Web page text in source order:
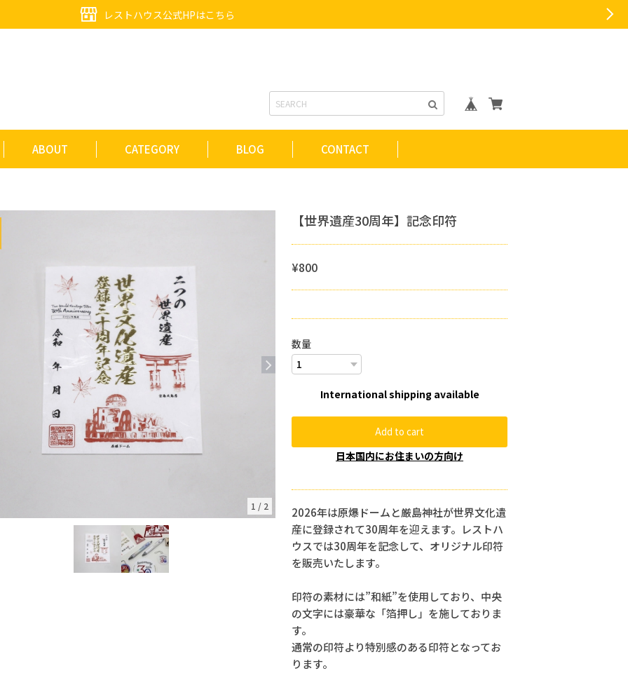
レストハウス公式HPはこちら
ABOUT CATEGORY BLOG CONTACT
1 / 2
【世界遺産30周年】記念印符
¥800
数量
International shipping available
Add to cart
日本国内にお住まいの方向け
2026年は原爆ドームと厳島神社が世界文化遺
産に登録されて30周年を迎えます。レストハ
ウスでは30周年を記念して、オリジナル印符
を販売いたします。
印符の素材には”和紙”を使用しており、中央
の文字には豪華な「箔押し」を施しておりま
す。
通常の印符より特別感のある印符となってお
ります。